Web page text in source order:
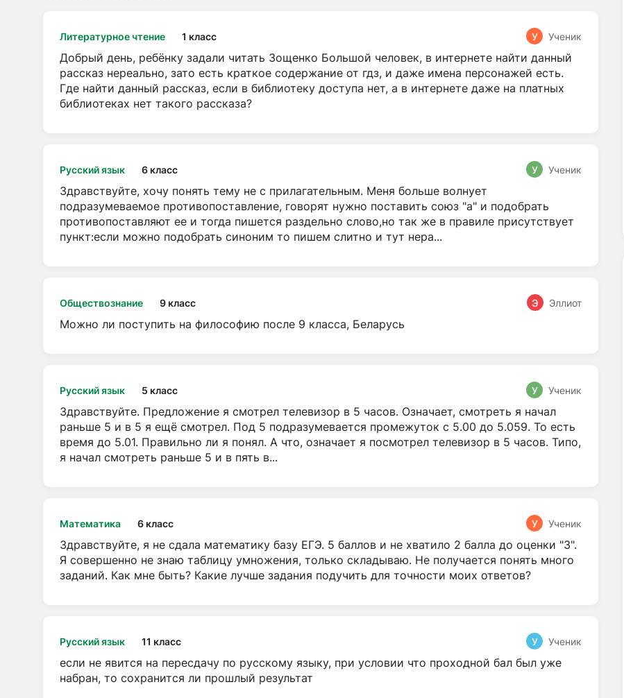
Литературное чтение 1 класс У Ученик
Добрый день, ребёнку задали читать Зощенко Большой человек, в интернете найти данный
рассказ нереально, зато есть краткое содержание от гдз, и даже имена персонажей есть.
Где найти данный рассказ, если в библиотеку доступа нет, а в интернете даже на платных
библиотеках нет такого рассказа?
Русский язык 6 класс У Ученик
Здравствуйте, хочу понять тему не с прилагательным. Меня больше волнует
подразумеваемое противопоставление, говорят нужно поставить союз "а" и подобрать
противопоставляют ее и тогда пишется раздельно слово,но так же в правиле присутствует
пункт:если можно подобрать синоним то пишем слитно и тут нера...
Обществознание 9 класс Э Эллиот
Можно ли поступить на философию после 9 класса, Беларусь
Русский язык 5 класс У Ученик
Здравствуйте. Предложение я смотрел телевизор в 5 часов. Означает, смотреть я начал
раньше 5 и в 5 я ещё смотрел. Под 5 подразумевается промежуток с 5.00 до 5.059. То есть
время до 5.01. Правильно ли я понял. А что, означает я посмотрел телевизор в 5 часов. Типо,
я начал смотреть раньше 5 и в пять в...
Математика 6 класс У Ученик
Здравствуйте, я не сдала математику базу ЕГЭ. 5 баллов и не хватило 2 балла до оценки "3".
Я совершенно не знаю таблицу умножения, только складываю. Не получается понять много
заданий. Как мне быть? Какие лучше задания подучить для точности моих ответов?
Русский язык 11 класс У Ученик
если не явится на пересдачу по русскому языку, при условии что проходной бал был уже
набран, то сохранится ли прошлый результат